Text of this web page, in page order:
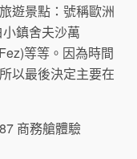
遊景點：號稱歐洲
鎮舍夫沙萬
等等。因為時間
以最後決定主要在
商務艙體驗